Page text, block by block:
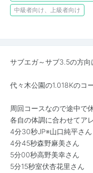
中級者向け、上級者向け
サブエガ～サブ3.5の方向
代々木公園の1.018Kのコ
周回コースなので途中で
各自の体調に合わせてア
4分30秒JP※山口純平さん
4分45秒森野麻美さん
5分00秒高野美幸さん
5分15秒室伏杏花里さん